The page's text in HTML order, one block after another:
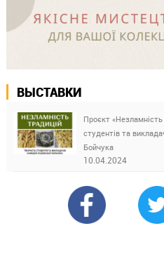
ВЫСТАВКИ
Проєкт «Незламність
студентів та
Бойчука
10.04.2024